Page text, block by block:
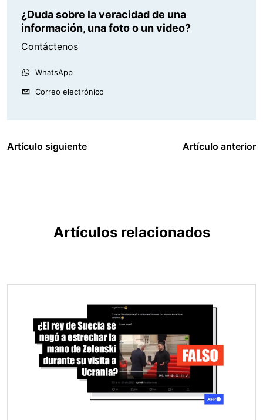
¿Duda sobre la veracidad de una
información, una foto o un video?
Contáctenos
WhatsApp
Correo electrónico
Artículo siguiente Artículo anterior
Artículos relacionados